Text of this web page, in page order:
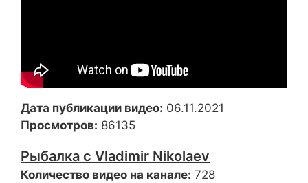
Дата публикации видео: 06.11.2021
Просмотров: 86135
Рыбалка с Vladimir Nikolaev
Количество видео на канале: 728